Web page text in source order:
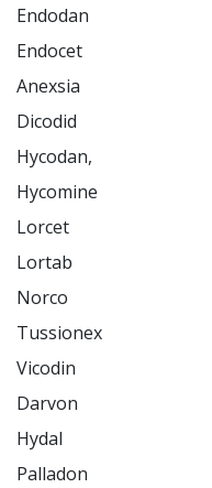
Endodan
Endocet
Anexsia
Dicodid
Hycodan,
Hycomine
Lorcet
Lortab
Norco
Tussionex
Vicodin
Darvon
Hydal
Palladon